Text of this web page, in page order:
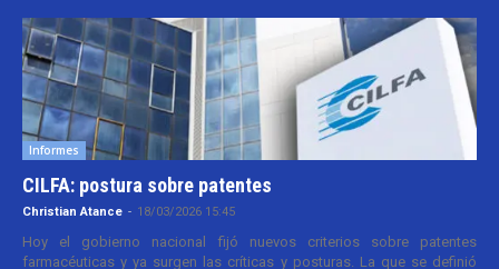
Informes
CILFA: postura sobre patentes
Christian Atance - 18/03/2026 15:45
Hoy el gobierno nacional fijó nuevos criterios sobre patentes
farmacéuticas y ya surgen las críticas y posturas. La que se definió